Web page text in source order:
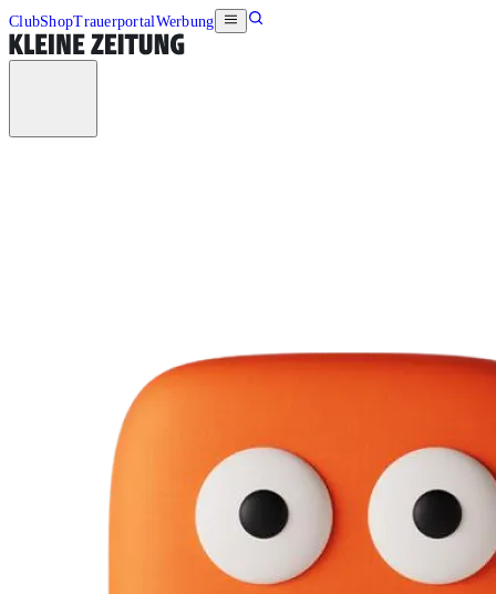
ClubShopTrauerportalWerbung